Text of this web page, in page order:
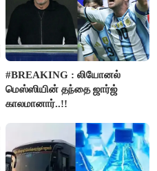
#BREAKING : லியோனல்
மெஸ்ஸியின் தந்தை ஜார்ஜ்
காலமானார்..!!